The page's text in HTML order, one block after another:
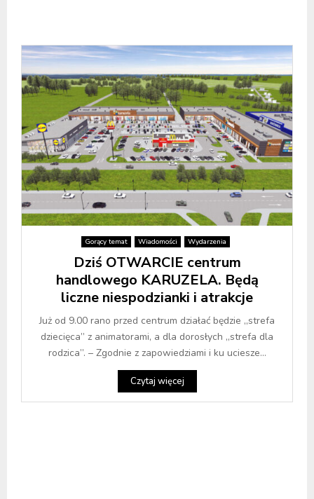
Gorący temat Wiadomości Wydarzenia
Dziś OTWARCIE centrum
handlowego KARUZELA. Będą
liczne niespodzianki i atrakcje
Już od 9.00 rano przed centrum działać będzie „strefa
dziecięca” z animatorami, a dla dorosłych „strefa dla
rodzica”. – Zgodnie z zapowiedziami i ku uciesze...
Czytaj więcej